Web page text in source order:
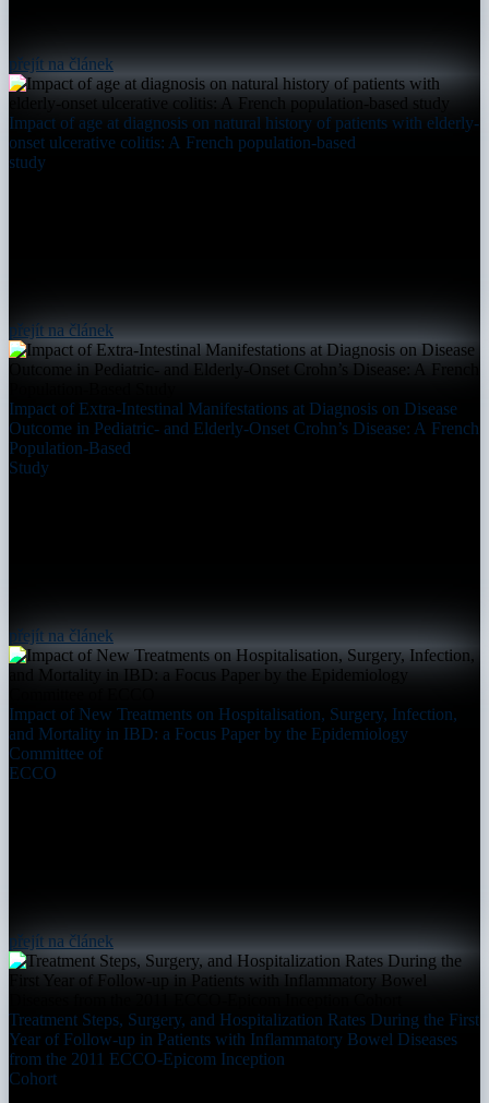
přejít na článek
Impact of age at diagnosis on natural history of patients with elderly-
onset ulcerative colitis: A French population-based
study
přejít na článek
Impact of Extra-Intestinal Manifestations at Diagnosis on Disease
Outcome in Pediatric- and Elderly-Onset Crohn’s Disease: A French
Population-Based
Study
přejít na článek
Impact of New Treatments on Hospitalisation, Surgery, Infection,
and Mortality in IBD: a Focus Paper by the Epidemiology
Committee of
ECCO
přejít na článek
Treatment Steps, Surgery, and Hospitalization Rates During the First
Year of Follow-up in Patients with Inflammatory Bowel Diseases
from the 2011 ECCO-Epicom Inception
Cohort